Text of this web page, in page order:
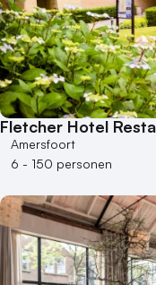
Fletcher Hotel
Amersfoort
6 - 150 personen